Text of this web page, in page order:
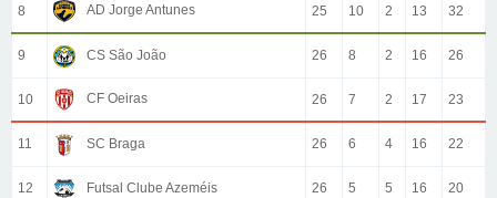
8 AD Jorge Antunes 25 10 2 13 32
9 CS São João 26 8 2 16 26
10 CF Oeiras 26 7 2 17 23
11 SC Braga 26 6 4 16 22
12 Futsal Clube Azeméis 26 5 5 16 20